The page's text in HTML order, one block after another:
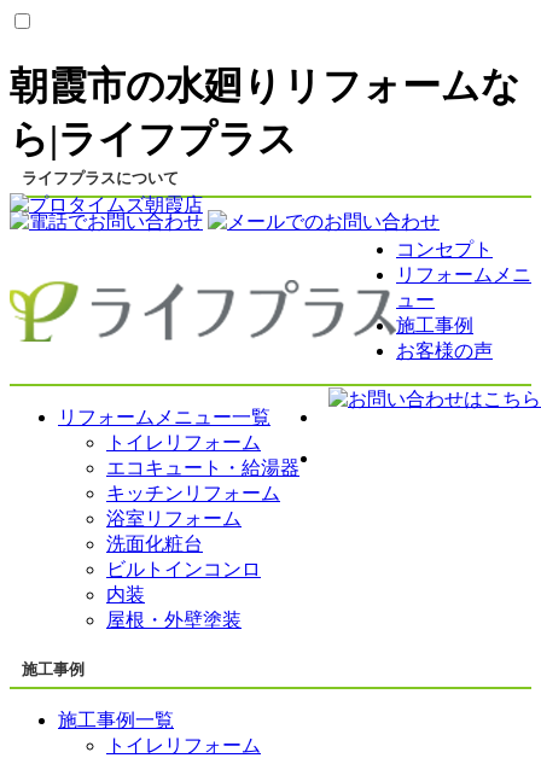
朝霞市の水廻りリフォームな
ら|ライフプラス
コンセプト
リフォームメニ
ュー
施工事例
お客様の声
ライフプラスについて
会社案内
スタッフ紹介
リフォームメニュー一覧
トイレリフォーム
エコキュート・給湯器
キッチンリフォーム
浴室リフォーム
洗面化粧台
ビルトインコンロ
内装
屋根・外壁塗装
施工事例
施工事例一覧
トイレリフォーム